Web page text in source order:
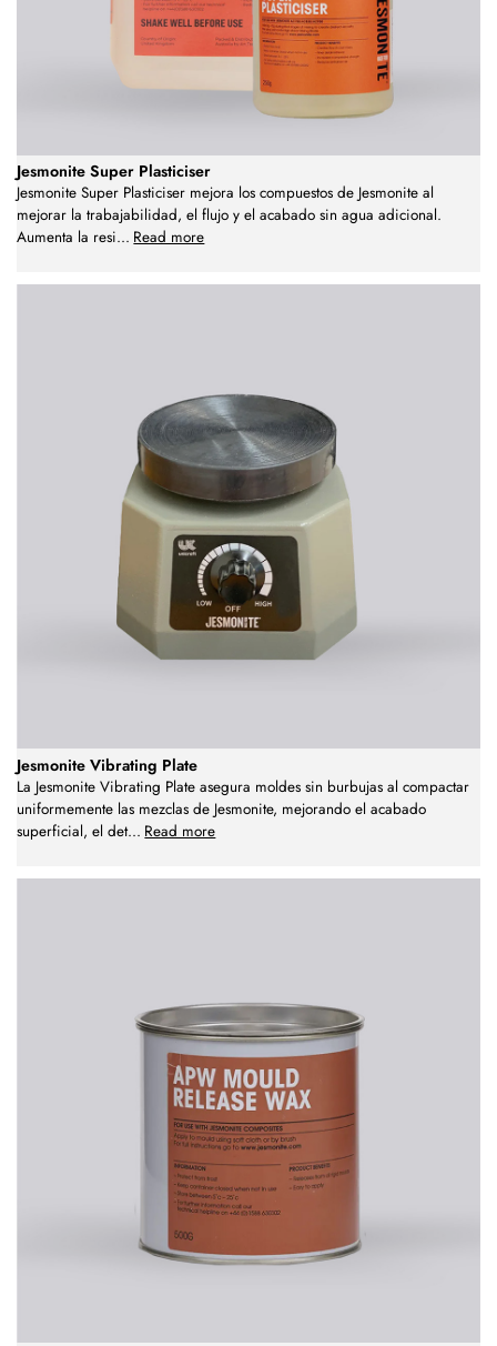
Jesmonite Super Plasticiser
Jesmonite Super Plasticiser mejora los compuestos de Jesmonite al
mejorar la trabajabilidad, el flujo y el acabado sin agua adicional.
Aumenta la resi... Read more
Jesmonite Vibrating Plate
La Jesmonite Vibrating Plate asegura moldes sin burbujas al compactar
uniformemente las mezclas de Jesmonite, mejorando el acabado
superficial, el det... Read more